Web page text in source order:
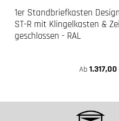
1er Standbriefkasten
ST-R mit Klingelkasten &
geschlossen - RAL
Ab